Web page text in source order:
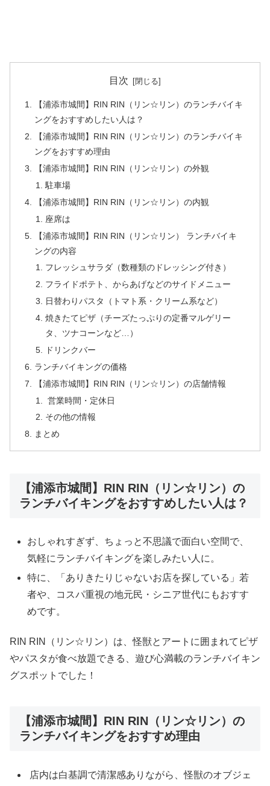
目次
【浦添市城間】RIN RIN（リン☆リン）のランチバイキ
ングをおすすめしたい人は？
【浦添市城間】RIN RIN（リン☆リン）のランチバイキ
ングをおすすめ理由
【浦添市城間】RIN RIN（リン☆リン）の外観
駐車場
【浦添市城間】RIN RIN（リン☆リン）の内観
座席は
【浦添市城間】RIN RIN（リン☆リン） ランチバイキ
ングの内容
フレッシュサラダ（数種類のドレッシング付き）
フライドポテト、からあげなどのサイドメニュー
日替わりパスタ（トマト系・クリーム系など）
焼きたてピザ（チーズたっぷりの定番マルゲリー
タ、ツナコーンなど…）
ドリンクバー
ランチバイキングの価格
【浦添市城間】RIN RIN（リン☆リン）の店舗情報
営業時間・定休日
その他の情報
まとめ
【浦添市城間】RIN RIN（リン☆リン）の
ランチバイキングをおすすめしたい人は？
おしゃれすぎず、ちょっと不思議で面白い空間で、
気軽にランチバイキングを楽しみたい人に。
特に、「ありきたりじゃないお店を探している」若
者や、コスパ重視の地元民・シニア世代にもおすす
めです。
RIN RIN（リン☆リン）は、怪獣とアートに囲まれてピザ
やパスタが食べ放題できる、遊び心満載のランチバイキン
グスポットでした！
【浦添市城間】RIN RIN（リン☆リン）の
ランチバイキングをおすすめ理由
店内は白基調で清潔感ありながら、怪獣のオブジェ